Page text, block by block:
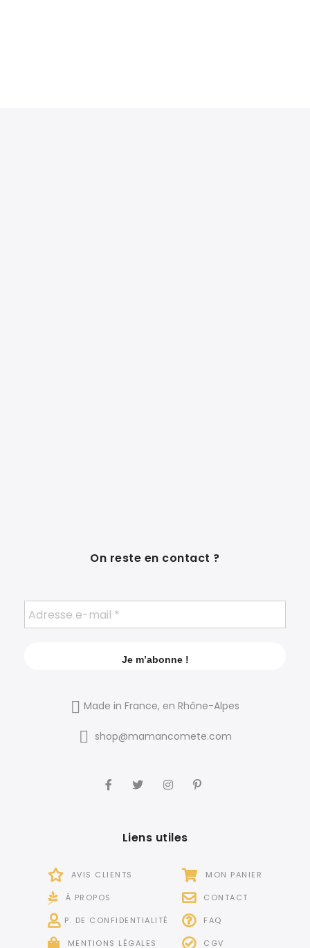
On reste en contact ?
Made in France, en Rhône-Alpes
shop@mamancomete.com
Liens utiles
AVIS CLIENTS
À PROPOS
P. DE CONFIDENTIALITÉ
MENTIONS LÉGALES
MON PANIER
CONTACT
FAQ
CGV